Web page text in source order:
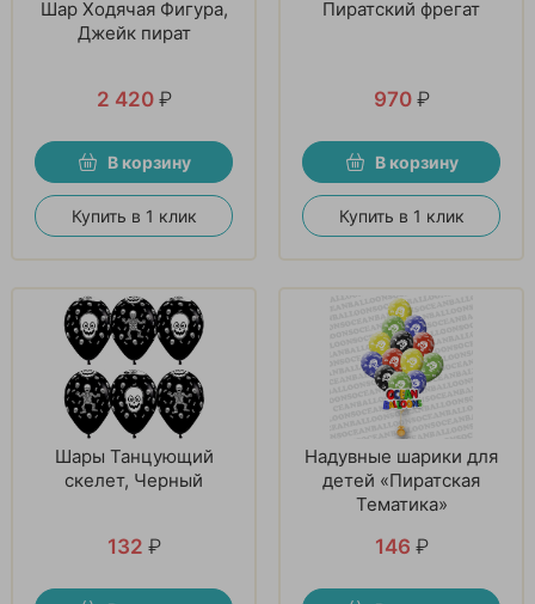
Шар Ходячая Фигура,
Джейк пират
2 420 ₽
В корзину
Купить в 1 клик
Пиратский фрегат
970 ₽
В корзину
Купить в 1 клик
Шары Танцующий
скелет, Черный
132 ₽
Надувные шарики для
детей «Пиратская
Тематика»
146 ₽